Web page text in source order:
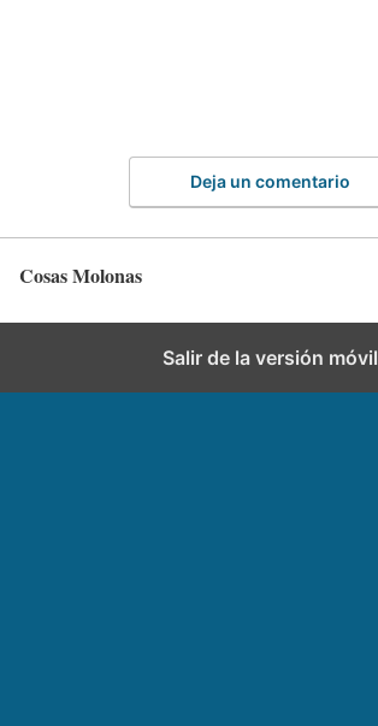
Deja un comentario
Cosas Molonas
Salir de la versión móvil